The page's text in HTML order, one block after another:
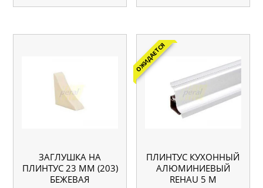
ЗАГЛУШКА НА
ПЛИНТУС 23 ММ (203)
БЕЖЕВАЯ
ОЖИДАЕТСЯ
ПЛИНТУС КУХОННЫЙ
АЛЮМИНИЕВЫЙ
REHAU 5 М